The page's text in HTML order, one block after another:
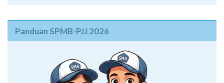
Panduan SPMB-PJJ 2026